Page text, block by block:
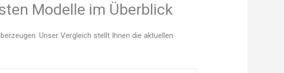
Modelle im Überblick
Unser Vergleich stellt Ihnen die aktuellen